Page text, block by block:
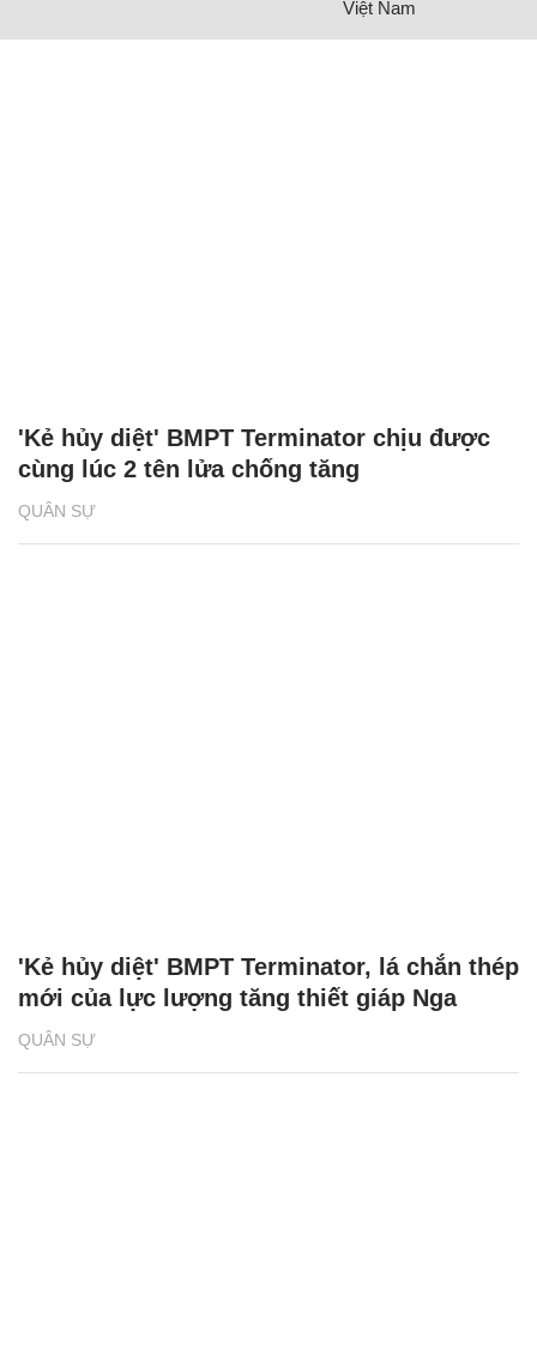
Việt Nam
QUÂN SỰ
'Kẻ hủy diệt' BMPT Terminator chịu được
cùng lúc 2 tên lửa chống tăng
QUÂN SỰ
'Kẻ hủy diệt' BMPT Terminator, lá chắn thép
mới của lực lượng tăng thiết giáp Nga